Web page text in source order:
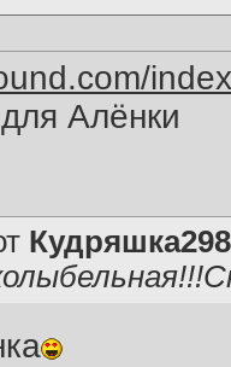
Алёнки
Кудряшка298